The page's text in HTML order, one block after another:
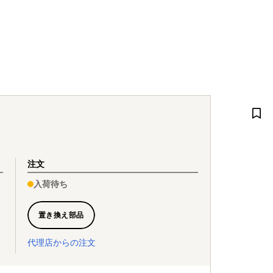
注文
入荷待ち
置き換え部品
代理店からの注文